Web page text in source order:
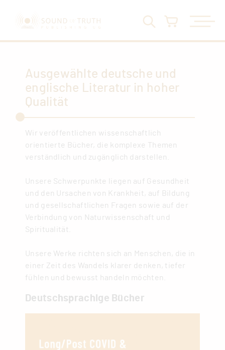
Ausgewählte deutsche und
englische Literatur in hoher
Qualität
Wir veröffentlichen wissenschaftlich
orientierte Bücher, die komplexe Themen
verständlich und zugänglich darstellen.
Unsere Schwerpunkte liegen auf Gesundheit
und den Ursachen von Krankheit, auf Bildung
und gesellschaftlichen Fragen sowie auf der
Verbindung von Naturwissenschaft und
Spiritualität.
Unsere Werke richten sich an Menschen, die in
einer Zeit des Wandels klarer denken, tiefer
fühlen und bewusst handeln möchten.
Deutschsprachige Bücher